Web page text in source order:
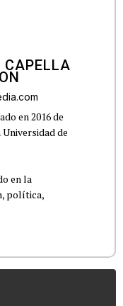
en 2016 de
de
en la
política,